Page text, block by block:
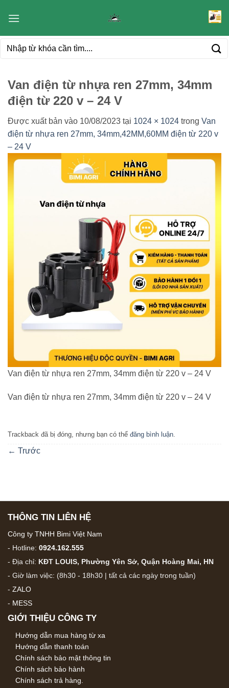
qua
dung
Tìm
Van điện từ nhựa ren 27mm, 34mm
điện từ 220 v – 24 V
Được xuất bản vào 10/08/2023 tại 1024 × 1024 trong Van
điện từ nhựa ren 27mm, 34mm,42MM,60MM điện từ 220 v
– 24 V
Van điện từ nhựa ren 27mm, 34mm điện từ 220 v – 24 V
Van điện từ nhựa ren 27mm, 34mm điện từ 220 v – 24 V
Trackback đã bị đóng, nhưng bạn có thể đăng bình luận.
← Trước
THÔNG TIN LIÊN HỆ
Công ty TNHH Bimi Việt Nam
- Hotline: 0924.162.555
- Địa chỉ: KĐT LOUIS, Phường Yên Sở, Quận Hoàng Mai, HN
- Giờ làm việc: (8h30 - 18h30 | tất cả các ngày trong tuần)
- ZALO
- MESS
GIỚI THIỆU CÔNG TY
Hướng dẫn mua hàng từ xa
Hướng dẫn thanh toán
Chính sách bảo mật thông tin
Chính sách bảo hành
Chính sách trả hàng.